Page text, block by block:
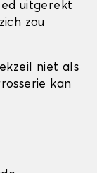
uitgerekt
zou
niet als
kan